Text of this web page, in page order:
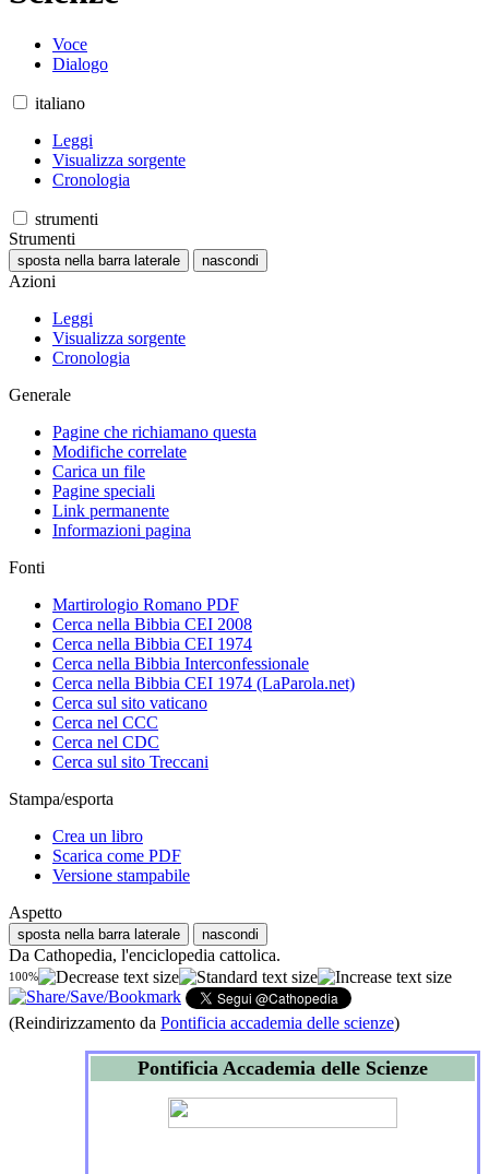
Voce
Dialogo
italiano
Leggi
Visualizza sorgente
Cronologia
strumenti
Strumenti
sposta nella barra laterale nascondi
Azioni
Leggi
Visualizza sorgente
Cronologia
Generale
Pagine che richiamano questa
Modifiche correlate
Carica un file
Pagine speciali
Link permanente
Informazioni pagina
Fonti
Martirologio Romano PDF
Cerca nella Bibbia CEI 2008
Cerca nella Bibbia CEI 1974
Cerca nella Bibbia Interconfessionale
Cerca nella Bibbia CEI 1974 (LaParola.net)
Cerca sul sito vaticano
Cerca nel CCC
Cerca nel CDC
Cerca sul sito Treccani
Stampa/esporta
Crea un libro
Scarica come PDF
Versione stampabile
Aspetto
sposta nella barra laterale nascondi
Da Cathopedia, l'enciclopedia cattolica.
100%
(Reindirizzamento da Pontificia accademia delle scienze)
Pontificia Accademia delle Scienze